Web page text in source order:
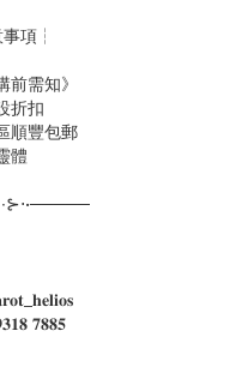
項┆
需知》
折扣
順豐包郵
體
𝟕𝟖𝟖𝟓